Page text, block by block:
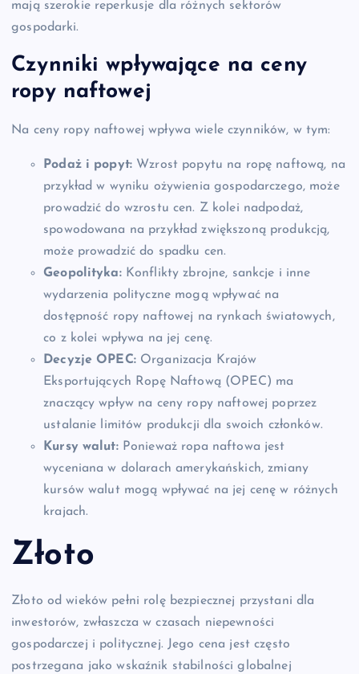
mają szerokie reperkusje dla różnych sektorów
gospodarki.
Czynniki wpływające na ceny
ropy naftowej
Na ceny ropy naftowej wpływa wiele czynników, w tym:
Podaż i popyt: Wzrost popytu na ropę naftową, na
przykład w wyniku ożywienia gospodarczego, może
prowadzić do wzrostu cen. Z kolei nadpodaż,
spowodowana na przykład zwiększoną produkcją,
może prowadzić do spadku cen.
Geopolityka:Konflikty zbrojne, sankcje i inne
wydarzenia polityczne mogą wpływać na
dostępność ropy naftowej na rynkach światowych,
co z kolei wpływa na jej cenę.
Decyzje OPEC:Organizacja Krajów
Eksportujących Ropę Naftową (OPEC) ma
znaczący wpływ na ceny ropy naftowej poprzez
ustalanie limitów produkcji dla swoich członków.
Kursy walut:Ponieważ ropa naftowa jest
wyceniana w dolarach amerykańskich, zmiany
kursów walut mogą wpływać na jej cenę w różnych
krajach.
Złoto
Złoto od wieków pełni rolę bezpiecznej przystani dla
inwestorów, zwłaszcza w czasach niepewności
gospodarczej i politycznej. Jego cena jest często
postrzegana jako wskaźnik stabilności globalnej